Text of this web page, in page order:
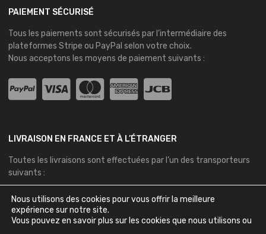
PAIEMENT SÉCURISÉ
Tous les paiements sont sécurisés par l’intermédiaire des
plateformes Stripe ou PayPal selon votre choix.
Nous acceptons les moyens de paiement suivants :
LIVRAISON EN FRANCE ET À L’ÉTRANGER
Toutes les livraisons sont effectuées par l’un des transporteurs
suivants :
Nous utilisons des cookies pour vous offrir la meilleure
expérience sur notre site.
Vous pouvez en savoir plus sur les cookies que nous utilisons ou